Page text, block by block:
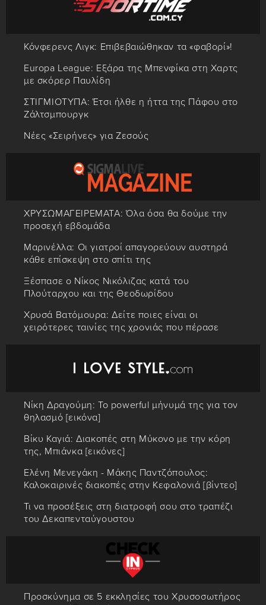
Κόνφερενς Λιγκ: Επιβεβαιώθηκαν τα «φαβορί»!
Europa League: Εξάρα της Μπενφίκα στη Χαρτς
με σκόρερ Παυλίδη
ΣΤΙΓΜΙΟΤΥΠΑ: Έτσι ήλθε η ήττα της Πάφου στο
Ζάλτσμπουργκ
Νέες «Σειρήνες» για Ζεσούς
ΧΡΥΣΩΜΑΓΕΙΡΕΜΑΤΑ: Όλα όσα θα δούμε την
προσεχή εβδομάδα
Μαρινέλλα: Οι γιατροί απαγορεύουν αυστηρά
κάθε επίσκεψη στο σπίτι της
Ξέσπασε ο Νίκος Νικόλιζας κατά του
Πλούταρχου και της Θεοδωρίδου
Χρυσά Βατόμουρα: Δείτε ποιες είναι οι
χειρότερες ταινίες της χρονιάς που πέρασε
Νίκη Δραγούμη: Το powerful μήνυμά της για τον
θηλασμό [εικόνα]
Βίκυ Καγιά: Διακοπές στη Μύκονο με την κόρη
της, Μπιάνκα [εικόνες]
Ελένη Μενεγάκη - Μάκης Παντζόπουλος:
Καλοκαιρινές διακοπές στην Κεφαλονιά [βίντεο]
Τι να προσέξεις στη διατροφή σου στο τραπέζι
του Δεκαπενταύγουστου
Προσκύνημα σε 5 εκκλησίες του Χρυσοσωτήρος